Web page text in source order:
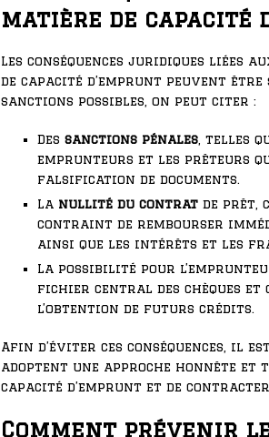
matière de capacité
Les conséquences juridiques liées
de capacité d’emprunt peuvent
sanctions possibles, on peut citer :
Des sanctions pénales , telles
emprunteurs et les prêteurs
falsification de documents.
La nullité du contrat de prêt,
contraint de rembourser
ainsi que les intérêts et les
La possibilité pour
fichier central des chèques et
l’obtention de futurs crédits.
Afin d’éviter ces conséquences, il
adoptent une approche honnête et
capacité d’emprunt et de
Comment prévenir